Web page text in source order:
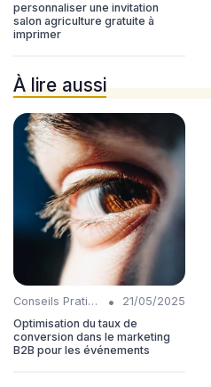
personnaliser une invitation
salon agriculture gratuite à
imprimer
À lire aussi
Conseils Pratiques •
21/05/2025
Optimisation du taux de
conversion dans le marketing
B2B pour les événements